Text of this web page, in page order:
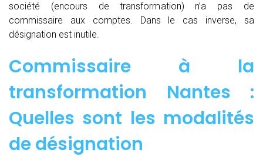
société (encours de transformation) n’a pas de
commissaire aux comptes. Dans le cas inverse, sa
désignation est inutile.
Commissaire à la
transformation Nantes :
Quelles sont les modalités
de désignation